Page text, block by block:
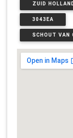
ZUID
3043EA
SCHOUT VAN